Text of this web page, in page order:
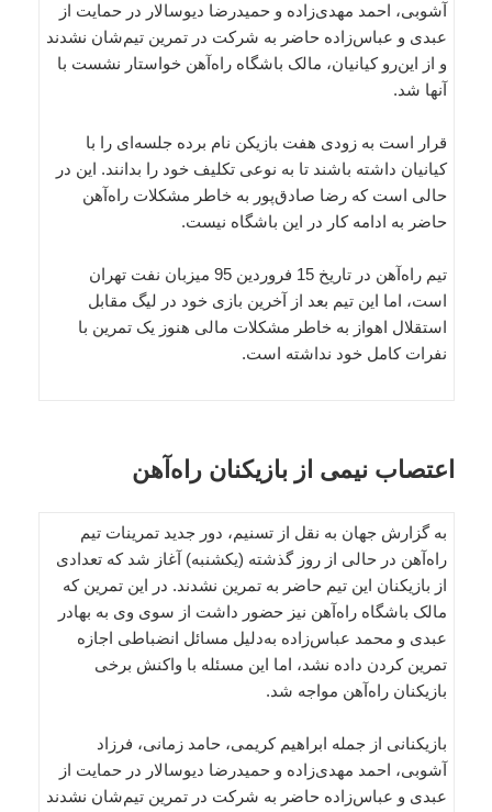
آشوبی، احمد مهدی‌زاده و حمیدرضا دیوسالار در حمایت از
عبدی و عباس‌زاده حاضر به شرکت در تمرین تیم‌شان نشدند
و از این‌رو کیانیان، مالک باشگاه راه‌آهن خواستار نشست با
آنها شد.
قرار است به زودی هفت بازیکن نام برده جلسه‌ای را با
کیانیان داشته باشند تا به نوعی تکلیف خود را بدانند. این در
حالی است که رضا صادق‌پور به خاطر مشکلات راه‌آهن
حاضر به ادامه کار در این باشگاه نیست.
تیم راه‌آهن در تاریخ 15 فروردین 95 میزبان نفت تهران
است، اما این تیم بعد از آخرین بازی خود در لیگ مقابل
استقلال اهواز به خاطر مشکلات مالی هنوز یک تمرین با
نفرات کامل خود نداشته است.
اعتصاب نیمی از بازیکنان راه‌آهن
به گزارش جهان به نقل از تسنیم، دور جدید تمرینات تیم
راه‌آهن در حالی از روز گذشته (یکشنبه) آغاز شد که تعدادی
از بازیکنان این تیم حاضر به تمرین نشدند. در این تمرین که
مالک باشگاه راه‌آهن نیز حضور داشت از سوی وی به بهادر
عبدی و محمد عباس‌زاده به‌دلیل مسائل انضباطی اجازه
تمرین کردن داده نشد، اما این مسئله با واکنش برخی
بازیکنان راه‌آهن مواجه شد.
بازیکنانی از جمله ابراهیم کریمی، حامد زمانی، فرزاد
آشوبی، احمد مهدی‌زاده و حمیدرضا دیوسالار در حمایت از
عبدی و عباس‌زاده حاضر به شرکت در تمرین تیم‌شان نشدند